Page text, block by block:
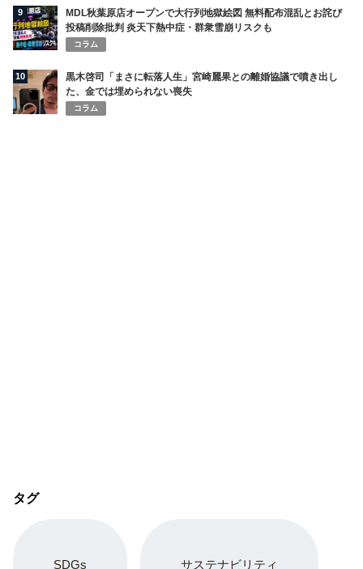
9
MDL秋葉原店オープンで大行列地獄絵図 無料配布混乱とお詫び
投稿削除批判 炎天下熱中症・群衆雪崩リスクも
コラム
10
黒木啓司「まさに転落人生」宮崎麗果との離婚協議で噴き出し
た、金では埋められない喪失
コラム
タグ
SDGs サステナビリティ